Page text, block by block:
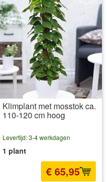
Klimplant met mosstok ca.
110-120 cm hoog
Levertijd: 3-4 werkdagen
1 plant
€ 65,95